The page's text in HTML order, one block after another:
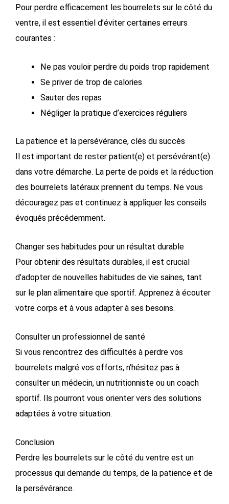
Pour perdre efficacement les bourrelets sur le côté du
ventre, il est essentiel d’éviter certaines erreurs
courantes :
Ne pas vouloir perdre du poids trop rapidement
Se priver de trop de calories
Sauter des repas
Négliger la pratique d’exercices réguliers
La patience et la persévérance, clés du succès
Il est important de rester patient(e) et persévérant(e)
dans votre démarche. La perte de poids et la réduction
des bourrelets latéraux prennent du temps. Ne vous
découragez pas et continuez à appliquer les conseils
évoqués précédemment.
Changer ses habitudes pour un résultat durable
Pour obtenir des résultats durables, il est crucial
d’adopter de nouvelles habitudes de vie saines, tant
sur le plan alimentaire que sportif. Apprenez à écouter
votre corps et à vous adapter à ses besoins.
Consulter un professionnel de santé
Si vous rencontrez des difficultés à perdre vos
bourrelets malgré vos efforts, n’hésitez pas à
consulter un médecin, un nutritionniste ou un coach
sportif. Ils pourront vous orienter vers des solutions
adaptées à votre situation.
Conclusion
Perdre les bourrelets sur le côté du ventre est un
processus qui demande du temps, de la patience et de
la persévérance.